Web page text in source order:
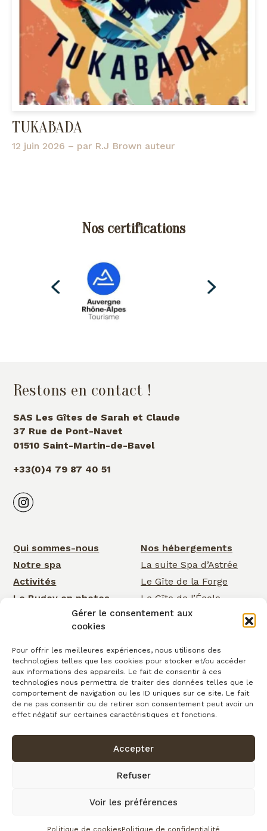
Gérer le consentement aux
cookies
Pour offrir les meilleures expériences, nous utilisons des
technologies telles que les cookies pour stocker et/ou accéder
aux informations des appareils. Le fait de consentir à ces
technologies nous permettra de traiter des données telles que le
comportement de navigation ou les ID uniques sur ce site. Le fait
de ne pas consentir ou de retirer son consentement peut avoir un
effet négatif sur certaines caractéristiques et fonctions.
Accepter
Refuser
Voir les préférences
Politique de cookiesPolitique de confidentialité
TUKABADA
12 juin 2026 – par R.J Brown auteur
Nos certifications
Restons en contact !
SAS Les Gîtes de Sarah et Claude
37 Rue de Pont-Navet
01510 Saint-Martin-de-Bavel
+33(0)4 79 87 40 51
Qui sommes-nous
Notre spa
Activités
Le Bugey en photos
Nos services
Événementiel
Actualités
Cartes cadeaux
Contact
Nos hébergements
La suite Spa d’Astrée
Le Gîte de la Forge
Le Gîte de l’École
Le Gîte de la Cascade
La Chambre de la
Cascade
La Chambre d’Astrée
Le Gîte de
Clairefontaine
Conditions générales de vente
Plan du site
fait avec par l’Agence IDCOM